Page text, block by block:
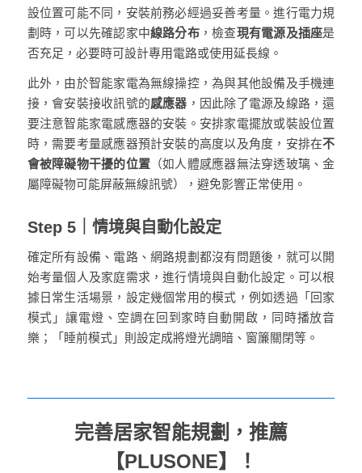
設位置可能不同，安裝前務必經過妥善考量。進行電力規
劃時，可以先確認家中線路分布，檢查現有電源及插座是
否充足，必要時可設計專用電路或使用延長線。
此外，由於智能家電為無線操控，為與其他設備及手機連
接，會安裝接收訊號的感應器 ，因此除了電源及線路，還
要注意智能家電感應器的安裝。安排家電擺放或裝設位置
時，需要考量感應器預計安裝的高度以及角度，安排在不
會被障礙物干擾的位置 （如人體感應器無法穿透玻璃、金
屬障礙物可能屏蔽無線訊號），避免影響正常使用。
Step 5｜情境與自動化設定
確定所有設備、電路、網路規劃都沒有問題後，就可以開
始考量個人及家庭需求，進行情境與自動化設定。可以根
據日常生活場景，設定幾個常用的模式，例如透過「回家
模式」讓電燈、空調在回到家時自動開啟，同時播放音
樂；「睡前模式」則設定成將燈光調暗、窗簾關閉等。
完善居家智能規劃，推薦
【PLUSONE】！